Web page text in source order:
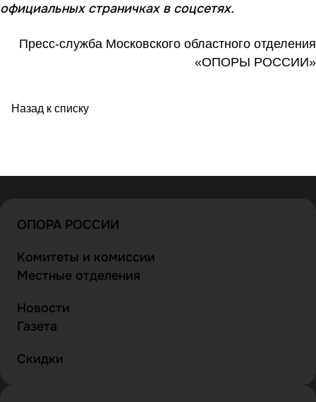
официальных страничках в соцсетях.
Пресс-служба Московского областного отделения
«ОПОРЫ РОССИИ»
Назад к списку
ОПОРА РОССИИ
Комитеты и комиссии
Местные отделения
Новости
Газета
Скидки